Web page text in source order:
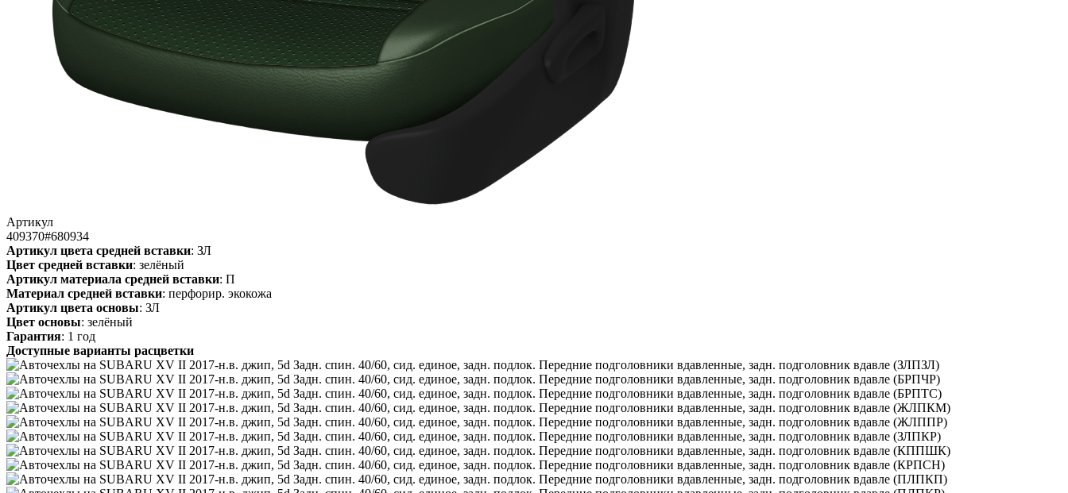
Артикул
409370#680934
Артикул цвета средней вставки: ЗЛ
Цвет средней вставки: зелёный
Артикул материала средней вставки: П
Материал средней вставки: перфорир. экокожа
Артикул цвета основы: ЗЛ
Цвет основы: зелёный
Гарантия: 1 год
Доступные варианты расцветки